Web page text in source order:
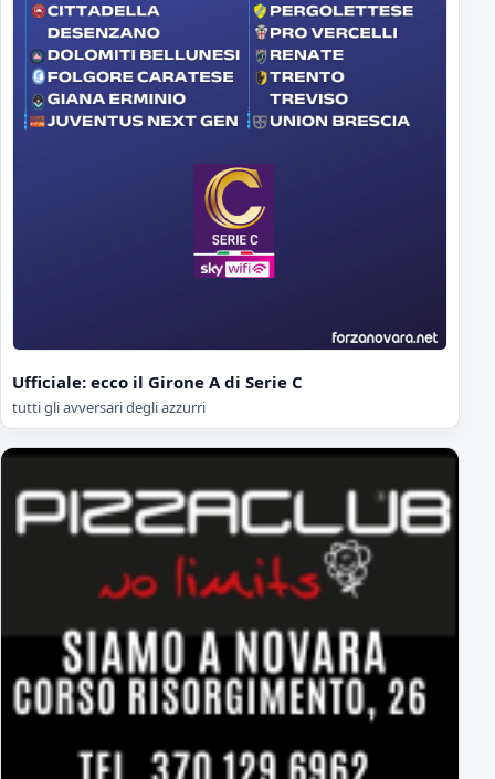
Ufficiale: ecco il Girone A di Serie C
tutti gli avversari degli azzurri